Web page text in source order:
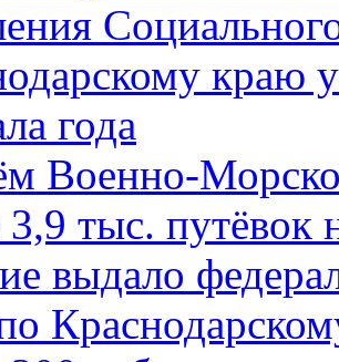
краю
года
Военно-
3,9 тыс. путёвок
выдало